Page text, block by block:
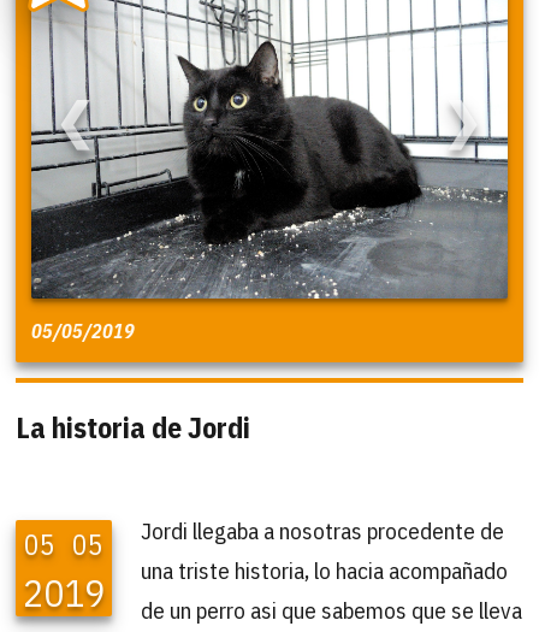
❮ ❯
05/05/2019
La historia de Jordi
05 05
2019
Jordi llegaba a nosotras procedente de
una triste historia, lo hacia acompañado
de un perro asi que sabemos que se lleva